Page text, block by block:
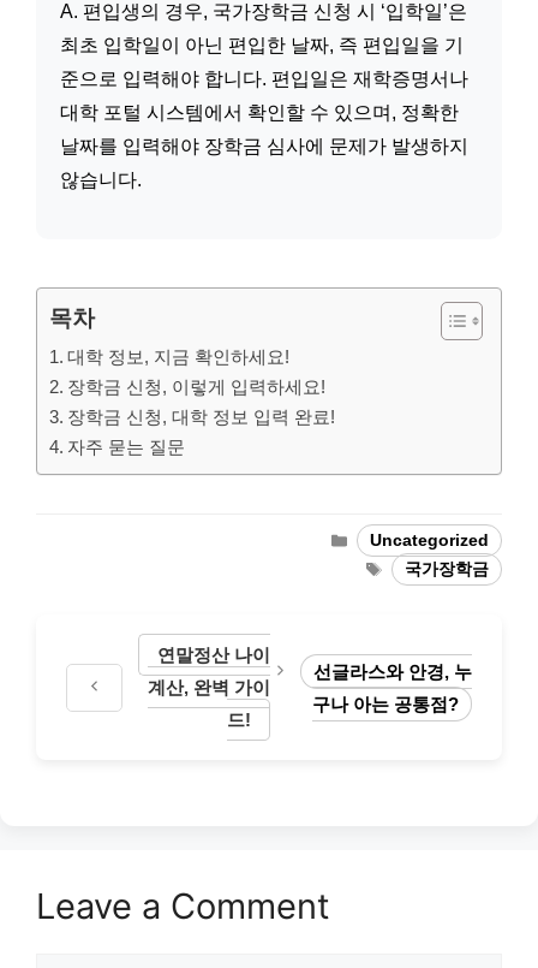
A. 편입생의 경우, 국가장학금 신청 시 ‘입학일’은
최초 입학일이 아닌 편입한 날짜, 즉 편입일을 기
준으로 입력해야 합니다. 편입일은 재학증명서나
대학 포털 시스템에서 확인할 수 있으며, 정확한
날짜를 입력해야 장학금 심사에 문제가 발생하지
않습니다.
목차
대학 정보, 지금 확인하세요!
장학금 신청, 이렇게 입력하세요!
장학금 신청, 대학 정보 입력 완료!
자주 묻는 질문
Categories
Uncategorized
Tags국가장학금
연말정산 나이
계산, 완벽 가이
드!
선글라스와 안경, 누
구나 아는 공통점?
Leave a Comment